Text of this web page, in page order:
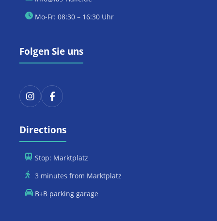
Mo-Fr: 08:30 – 16:30 Uhr
Folgen Sie uns
Directions
Stop: Marktplatz
3 minutes from Marktplatz
B+B parking garage